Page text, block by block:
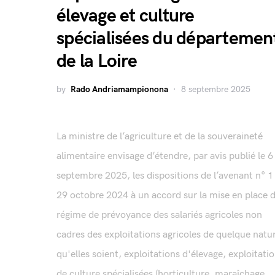
élevage et culture
spécialisées du
de la Loire
by Rado Andriamampionona 8 septembre 2025
La ministre de l’agriculture et de la souveraineté
alimentaire envisage d’étendre, par avis publié le 6
septembre 2025, les dispositions de l’avenant n° 1
29 octobre 2024 à un accord sur la mise en place
régime de prévoyance des salariés agricoles non
cadres des exploitations agricoles de quelque
qu'elles soient, exploitations d'élevage,